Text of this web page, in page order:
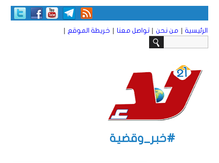
الرئيسية | من نحن | تواصل معنا | خريطة الموقع |
#خبر_وقضية